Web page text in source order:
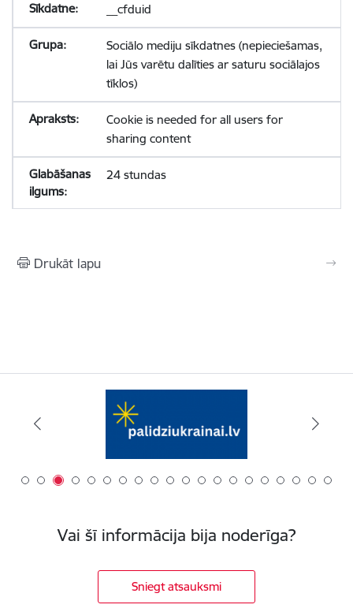
__cfduid
Sociālo mediju sīkdatnes (nepieciešamas,
lai Jūs varētu dalīties ar saturu sociālajos
tīklos)
Cookie is needed for all users for
sharing content
24 stundas
Drukāt lapu
Vai šī informācija bija noderīga?
Sniegt atsauksmi